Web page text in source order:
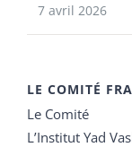
7 avril 2026
LE COMITÉ
Le Comité
L’Institut Yad